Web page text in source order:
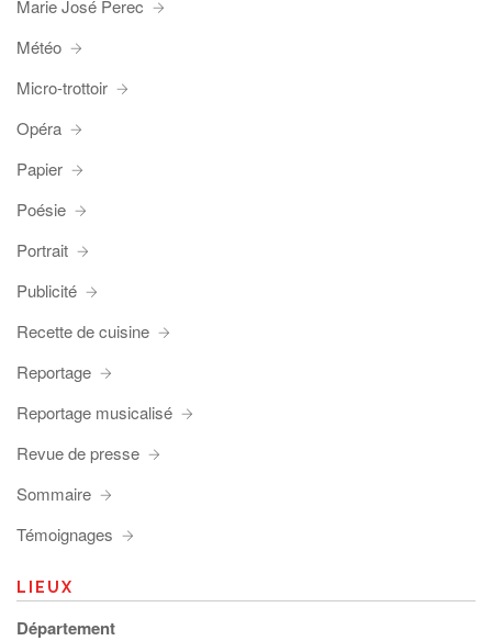
Marie José Perec
Météo
Micro-trottoir
Opéra
Papier
Poésie
Portrait
Publicité
Recette de cuisine
Reportage
Reportage musicalisé
Revue de presse
Sommaire
Témoignages
LIEUX
Département